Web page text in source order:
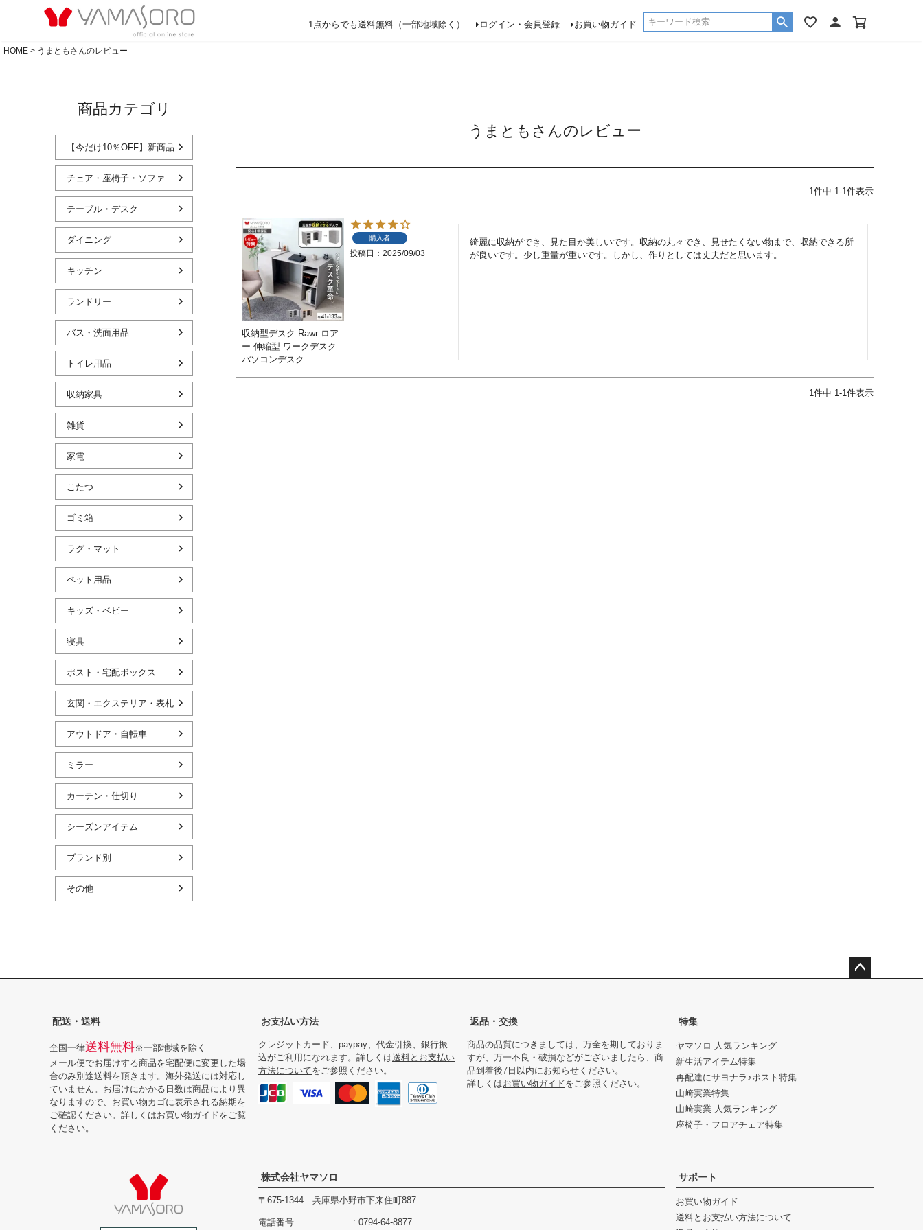
1点からでも送料無料（一部地域除く） ログイン・会員登録 お買い物ガイド
検索
HOME うまともさんのレビュー
商品カテゴリ
【今だけ10％OFF】新商品
チェア・座椅子・ソファ
テーブル・デスク
ダイニング
キッチン
ランドリー
バス・洗面用品
トイレ用品
収納家具
雑貨
家電
こたつ
ゴミ箱
ラグ・マット
ペット用品
キッズ・ベビー
寝具
ポスト・宅配ボックス
玄関・エクステリア・表札
アウトドア・自転車
ミラー
カーテン・仕切り
シーズンアイテム
ブランド別
その他
うまともさんのレビュー
1件中 1-1件表示
収納型デスク Rawr ロア
ー 伸縮型 ワークデスク
パソコンデスク
購入者
投稿日 2025/09/03
綺麗に収納ができ、見た目か美しいです。収納の丸々でき、見せたくない物まで、収納できる所
が良いです。少し重量が重いです。しかし、作りとしては丈夫だと思います。
1件中 1-1件表示
配送・送料
全国一律送料無料※一部地域を除く
メール便でお届けする商品を宅配便に変更した場
合のみ別途送料を頂きます。海外発送には対応し
ていません。お届けにかかる日数は商品により異
なりますので、お買い物カゴに表示される納期を
ご確認ください。詳しくはお買い物ガイドをご覧
ください。
お支払い方法
クレジットカード、paypay、代金引換、銀行振
込がご利用になれます。詳しくは送料とお支払い
方法についてをご参照ください。
返品・交換
商品の品質につきましては、万全を期しておりま
すが、万一不良・破損などがございましたら、商
品到着後7日以内にお知らせください。
詳しくはお買い物ガイドをご参照ください。
特集
ヤマソロ 人気ランキング
新生活アイテム特集
再配達にサヨナラ♪ポスト特集
山崎実業特集
山崎実業 人気ランキング
座椅子・フロアチェア特集
株式会社ヤマソロ
675-1344 兵庫県小野市下来住町887
電話番号
0794-64-8877
サポート
お買い物ガイド
送料とお支払い方法について